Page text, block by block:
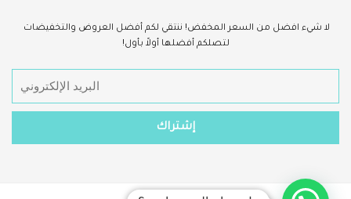
لا شيء افضل من السعر المخفض! ننتقي لكم أفضل العروض والتخفيضات
لتصلكم أفضلها أولاً بأول!